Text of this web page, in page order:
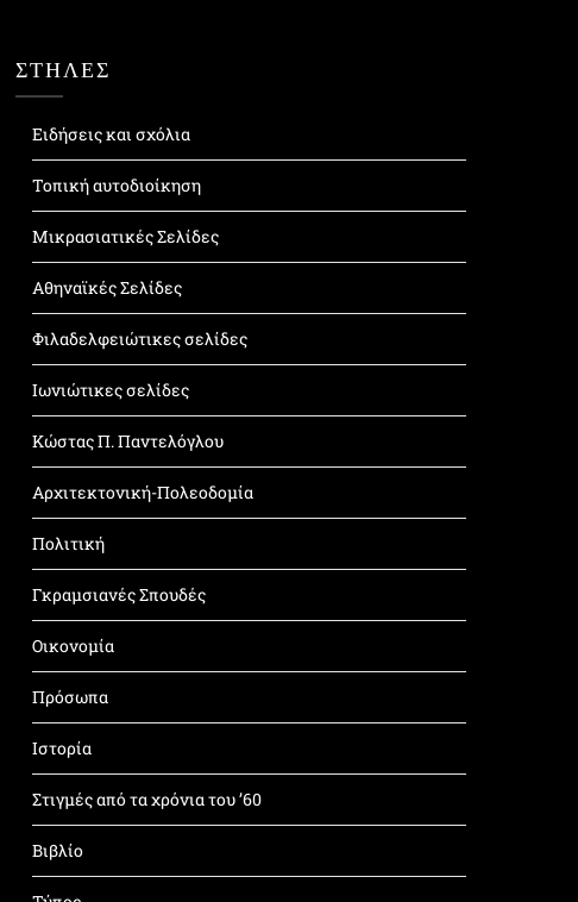
ΣΤΗΛΕΣ
Ειδήσεις και σχόλια
Τοπική αυτοδιοίκηση
Μικρασιατικές Σελίδες
Αθηναϊκές Σελίδες
Φιλαδελφειώτικες σελίδες
Ιωνιώτικες σελίδες
Κώστας Π. Παντελόγλου
Αρχιτεκτονική-Πολεοδομία
Πολιτική
Γκραμσιανές Σπουδές
Οικονομία
Πρόσωπα
Ιστορία
Στιγμές από τα χρόνια του ’60
Βιβλίο